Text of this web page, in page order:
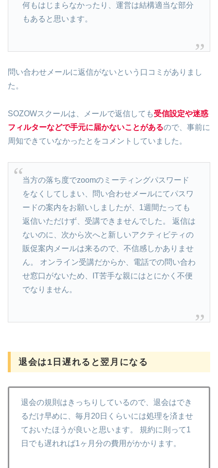
何もはじまらなかったり、運営は結構適当な部分
もあると思います。
問い合わせメールに返信がないという口コミがありまし
た。
SOZOWスクールは、メールで返信しても受信設定や迷惑
フィルターなどで手元に届かないことがあるので、事前に
周知できていなかったとをコメントしていました。
当方の落ち度でzoomのミーティングパスワード
をなくしてしまい、問い合わせメールにてパスワ
ードの案内をお願いしましたが、1週間たっても
返信いただけず、受講できませんでした。 返信は
ないのに、次から次へと新しいアクティビティの
販促案内メールは来るので、不信感しかありませ
ん。 オンライン受講だからか、電話での問い合わ
せ窓口がないため、IT苦手な親にはとにかく不便
でなりません。
退会は1日遅れると翌月になる
退会の規則はきっちりしているので、退会はでき
るだけ早めに、毎月20日くらいには処理を済ませ
ておいたほうが良いと思います。 規約に則って1
日でも遅れれば1ヶ月分の費用がかかります。